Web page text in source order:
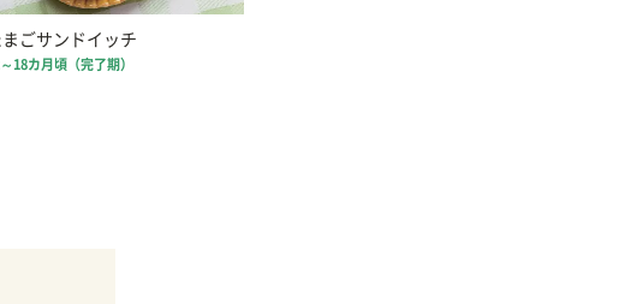
まごサンドイッチ
18カ月頃（完了期）